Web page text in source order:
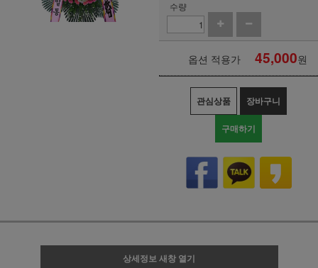
수량
옵션 적용가 45,000원
관심상품 장바구니
구매하기
상세정보 새창 열기